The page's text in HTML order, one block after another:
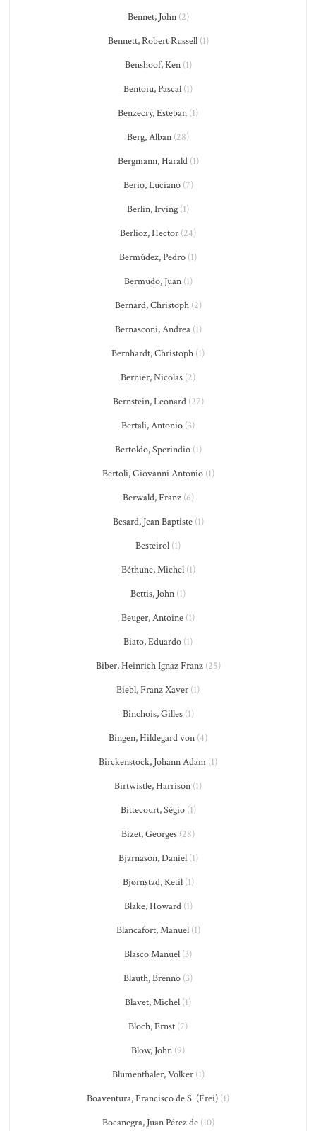
Bennet, John(2)
Bennett, Robert Russell(1)
Benshoof, Ken(1)
Bentoiu, Pascal (1)
Benzecry, Esteban (1)
Berg, Alban (28)
Bergmann, Harald(1)
Berio, Luciano(7)
Berlin, Irving (1)
Berlioz, Hector (24)
Bermúdez, Pedro (1)
Bermudo, Juan(1)
Bernard, Christoph(2)
Bernasconi, Andrea(1)
Bernhardt, Christoph (1)
Bernier, Nicolas (2)
Bernstein, Leonard(27)
Bertali, Antonio (3)
Bertoldo, Sperindio(1)
Bertoli, Giovanni Antonio(1)
Berwald, Franz(6)
Besard, Jean Baptiste(1)
Besteirol (1)
Béthune, Michel(1)
Bettis, John (1)
Beuger, Antoine (1)
Biato, Eduardo (1)
Biber, Heinrich Ignaz Franz(25)
Biebl, Franz Xaver (1)
Binchois, Gilles(1)
Bingen, Hildegard von (4)
Birckenstock, Johann Adam (1)
Birtwistle, Harrison (1)
Bittecourt, Ségio(1)
Bizet, Georges (28)
Bjarnason, Daníel(1)
Bjørnstad, Ketil(1)
Blake, Howard(1)
Blancafort, Manuel(1)
Blasco Manuel (3)
Blauth, Brenno (3)
Blavet, Michel (1)
Bloch, Ernst (7)
Blow, John (9)
Blumenthaler, Volker(1)
Boaventura, Francisco de S. (Frei) (1)
Bocanegra, Juan Pérez de(10)